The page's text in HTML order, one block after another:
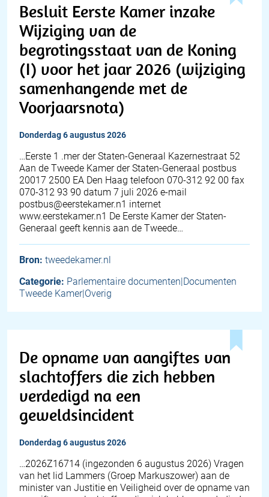
Besluit Eerste Kamer inzake
Wijziging van de
begrotingsstaat van de Koning
(I) voor het jaar 2026 (wijziging
samenhangende met de
Voorjaarsnota)
donderdag 6 augustus 2026
…Eerste 1 .mer der Staten-Generaal Kazernestraat 52
Aan de Tweede Kamer der Staten-Generaal postbus
20017 2500 EA Den Haag telefoon 070-312 92 00 fax
070-312 93 90 datum 7 juli 2026 e-mail
postbus@eerstekamer.n1 internet
www.eerstekamer.n1 De Eerste Kamer der Staten-
Generaal geeft kennis aan de Tweede…
Bron: tweedekamer.nl
Categorie: Parlementaire documenten|Documenten
Tweede Kamer|Overig
De opname van aangiftes van
slachtoffers die zich hebben
verdedigd na een
geweldsincident
donderdag 6 augustus 2026
… 2026Z16714 (ingezonden 6 augustus 2026) Vragen
van het lid Lammers (Groep Markuszower) aan de
minister van Justitie en Veiligheid over de opname van